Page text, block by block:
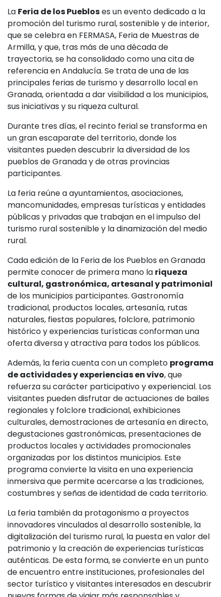
La Feria de los Puebloses un evento dedicado a la
promoción del turismo rural, sostenible y de interior,
que se celebra en FERMASA, Feria de Muestras de
Armilla, y que, tras más de una década de
trayectoria, se ha consolidado como una cita de
referencia en Andalucía. Se trata de una de las
principales ferias de turismo y desarrollo local en
Granada, orientada a dar visibilidad a los municipios,
sus iniciativas y su riqueza cultural.
Durante tres días, el recinto ferial se transforma en
un gran escaparate del territorio, donde los
visitantes pueden descubrir la diversidad de los
pueblos de Granada y de otras provincias
participantes.
La feria reúne a ayuntamientos, asociaciones,
mancomunidades, empresas turísticas y entidades
públicas y privadas que trabajan en el impulso del
turismo rural sostenible y la dinamización del medio
rural.
Cada edición de la Feria de los Pueblos en Granada
permite conocer de primera mano la riqueza
cultural, gastronómica, artesanal y patrimonial
de los municipios participantes. Gastronomía
tradicional, productos locales, artesanía, rutas
naturales, fiestas populares, folclore, patrimonio
histórico y experiencias turísticas conforman una
oferta diversa y atractiva para todos los públicos.
Además, la feria cuenta con un completo programa
de actividades y experiencias en vivo, que
refuerza su carácter participativo y experiencial. Los
visitantes pueden disfrutar de actuaciones de bailes
regionales y folclore tradicional, exhibiciones
culturales, demostraciones de artesanía en directo,
degustaciones gastronómicas, presentaciones de
productos locales y actividades promocionales
organizadas por los distintos municipios. Este
programa convierte la visita en una experiencia
inmersiva que permite acercarse a las tradiciones,
costumbres y señas de identidad de cada territorio.
La feria también da protagonismo a proyectos
innovadores vinculados al desarrollo sostenible, la
digitalización del turismo rural, la puesta en valor del
patrimonio y la creación de experiencias turísticas
auténticas. De esta forma, se convierte en un punto
de encuentro entre instituciones, profesionales del
sector turístico y visitantes interesados en descubrir